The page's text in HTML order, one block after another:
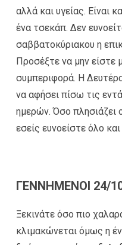
αλλά και υγείας. Είναι
ένα τσεκάπ. Δεν
σαββατοκύριακου η
Προσέξτε να μην είστε
συμπεριφορά. Η
να αφήσει πίσω τις
ημερών. Όσο πλησιάζει
εσείς ευνοείστε όλο
ΓΕΝΝΗΜΕΝΟΙ 24/
Ξεκινάτε όσο πιο
κλιμακώνεται όμως η